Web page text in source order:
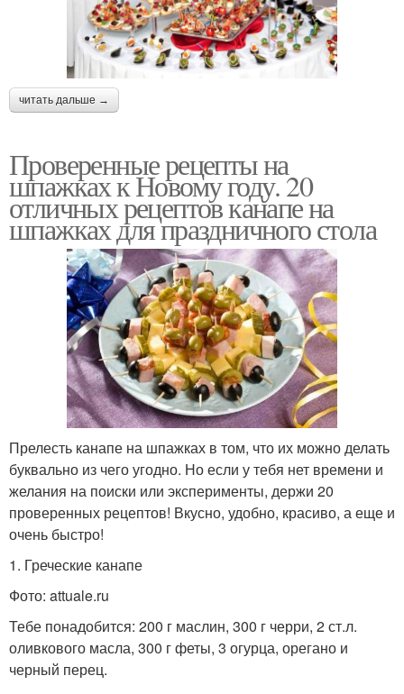
читать дальше →
Проверенные рецепты на
шпажках к Новому году. 20
отличных рецептов канапе на
шпажках для праздничного стола
Прелесть канапе на шпажках в том, что их можно делать
буквально из чего угодно. Но если у тебя нет времени и
желания на поиски или эксперименты, держи 20
проверенных рецептов! Вкусно, удобно, красиво, а еще и
очень быстро!
1. Греческие канапе
Фото: attuale.ru
Тебе понадобится: 200 г маслин, 300 г черри, 2 ст.л.
оливкового масла, 300 г феты, 3 огурца, орегано и
черный перец.